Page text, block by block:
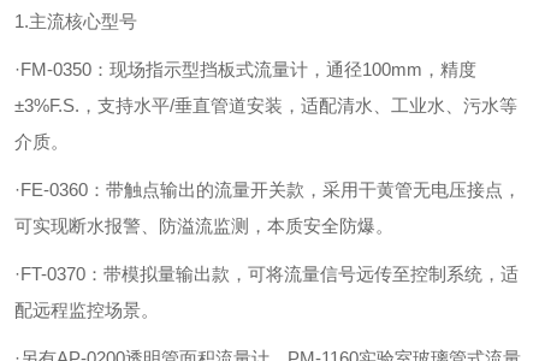
1.主流核心型号
·FM-0350：现场指示型挡板式流量计，通径100mm，精度
±3%F.S.，支持水平/垂直管道安装，适配清水、工业水、污水等
介质。
·FE-0360：带触点输出的流量开关款，采用干黄管无电压接点，
可实现断水报警、防溢流监测，本质安全防爆。
·FT-0370：带模拟量输出款，可将流量信号远传至控制系统，适
配远程监控场景。